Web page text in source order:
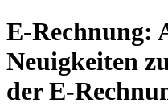
E-Rechnung:
Neuigkeiten
der E-